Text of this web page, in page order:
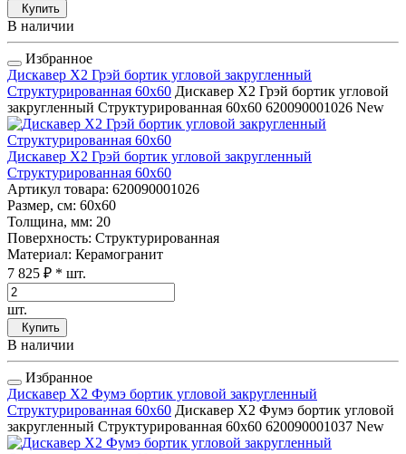
Купить
В наличии
Избранное
Дискавер Х2 Грэй бортик угловой закругленный
Структурированная 60x60 Дискавер Х2 Грэй бортик угловой
закругленный Структурированная 60x60 620090001026 New
Дискавер Х2 Грэй бортик угловой закругленный
Структурированная 60x60
Артикул товара: 620090001026
Размер, см: 60x60
Толщина, мм: 20
Поверхность: Структурированная
Материал: Керамогранит
7 825 ₽ * шт.
шт.
Купить
В наличии
Избранное
Дискавер Х2 Фумэ бортик угловой закругленный
Структурированная 60x60 Дискавер Х2 Фумэ бортик угловой
закругленный Структурированная 60x60 620090001037 New